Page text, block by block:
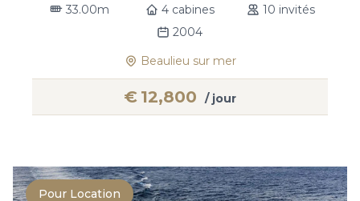
33.00m 4 cabines
10 invités
2004
Beaulieu sur mer
€ 12,800 / jour
Pour Location